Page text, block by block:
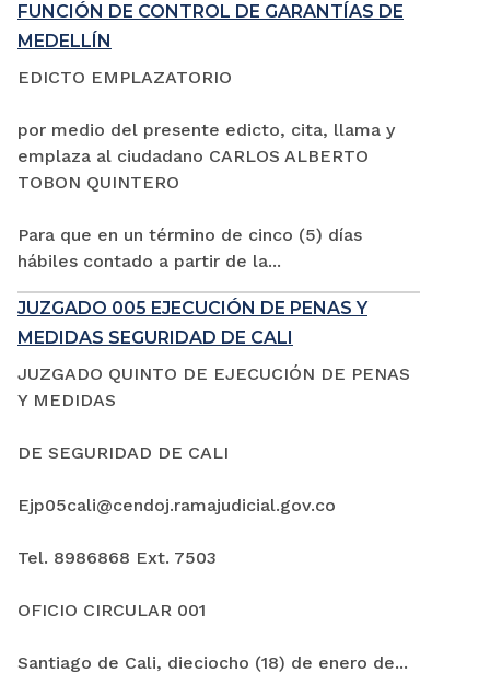
FUNCIÓN DE CONTROL DE GARANTÍAS DE
MEDELLÍN
EDICTO EMPLAZATORIO
por medio del presente edicto, cita, llama y
emplaza al ciudadano CARLOS ALBERTO
TOBON QUINTERO
Para que en un término de cinco (5) días
hábiles contado a partir de la...
JUZGADO 005 EJECUCIÓN DE PENAS Y
MEDIDAS SEGURIDAD DE CALI
JUZGADO QUINTO DE EJECUCIÓN DE PENAS
Y MEDIDAS
DE SEGURIDAD DE CALI
Ejp05cali@cendoj.ramajudicial.gov.co
Tel. 8986868 Ext. 7503
OFICIO CIRCULAR 001
Santiago de Cali, dieciocho (18) de enero de...